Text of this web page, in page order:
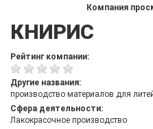
Компания
КНИРИС
Рейтинг компании:
Другие названия:
производство материалов для
Сфера деятельности:
Лакокрасочное производство